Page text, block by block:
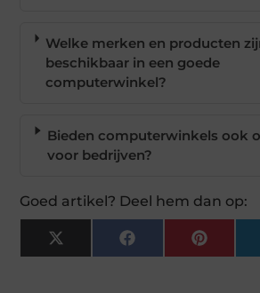
Welke merken en producten
beschikbaar in een goede
computerwinkel?
Bieden computerwinkels ook
voor bedrijven?
Goed artikel? Deel hem dan op:
X
(Twitter)
Facebook